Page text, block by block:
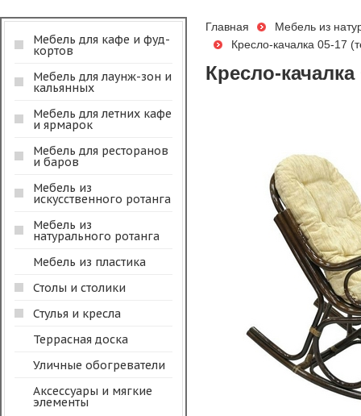
Мебель для кафе и фуд-
кортов
Мебель для лаунж-зон и
кальянных
Мебель для летних кафе
и ярмарок
Мебель для ресторанов
и баров
Мебель из
искусственного ротанга
Мебель из
натурального ротанга
Мебель из пластика
Столы и столики
Стулья и кресла
Террасная доска
Уличные обогреватели
Аксессуары и мягкие
элементы
Главная
Мебель из
Кресло-качалка 05-17
Кресло-